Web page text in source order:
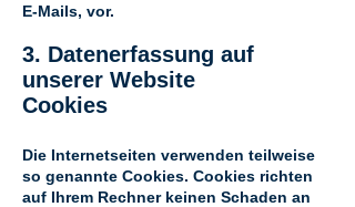
E-Mails, vor.
3. Datenerfassung auf
unserer Website
Cookies
Die Internetseiten verwenden teilweise
so genannte Cookies. Cookies richten
auf Ihrem Rechner keinen Schaden an